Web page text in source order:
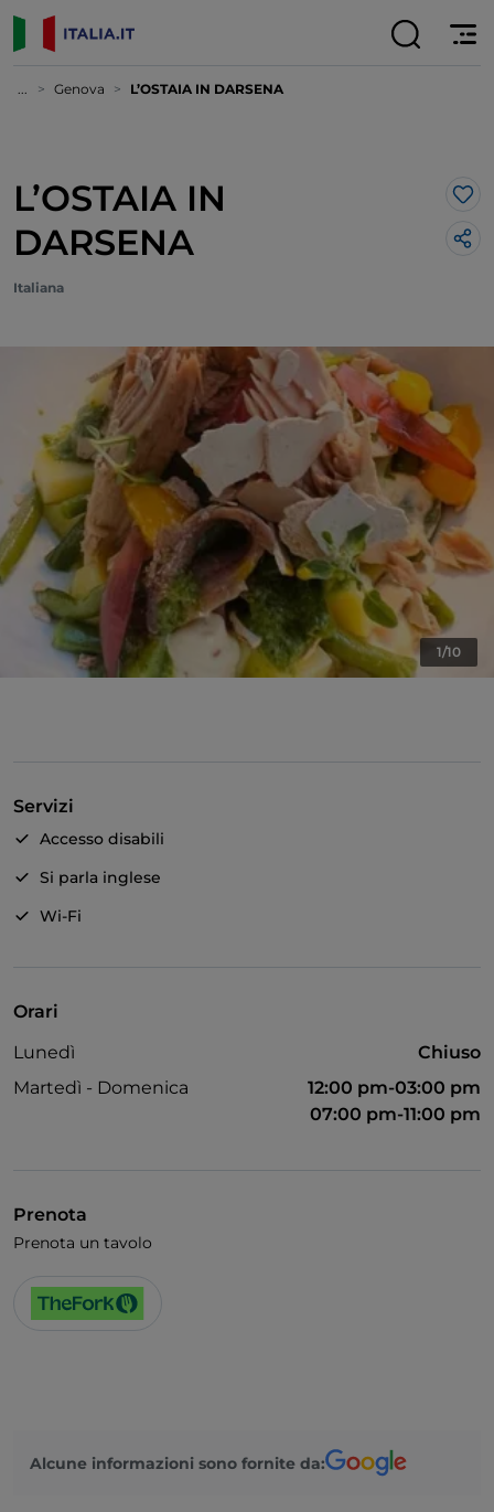
... Genova L’OSTAIA IN DARSENA
L’OSTAIA IN
DARSENA
Italiana
1/10
Servizi
Accesso disabili
Si parla inglese
Wi-Fi
Orari
Lunedì
Chiuso
Martedì - Domenica
12:00 pm-03:00 pm
07:00 pm-11:00 pm
Prenota
Prenota un tavolo
Alcune informazioni sono fornite da: